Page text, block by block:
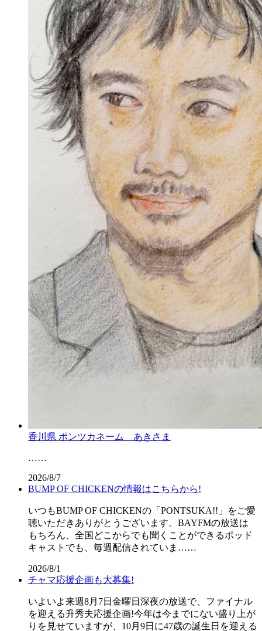
香川県 ポンツカネーム あきさま
……
2026/8/7
BUMP OF CHICKENの情報はこちらから!
いつもBUMP OF CHICKENの「PONTSUKA!!」をご愛
聴いただきありがとうございます。BAYFMの放送は
もちろん、全国どこからでも聞くことができるポッド
キャストでも、毎週配信されていま……
2026/8/1
チャマ応援企画も大募集!
いよいよ来週8月7日金曜日深夜の放送で、ファイナル
を迎える升秀夫応援企画!今年は今までにない盛り上が
りを見せていますが、10月9日に47歳の誕生日を迎える